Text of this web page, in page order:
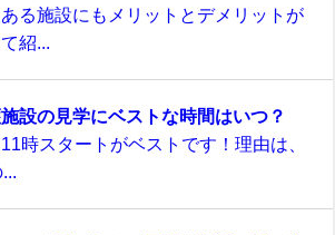
る施設にもメリットとデメリットが
紹...
設の見学にベストな時間はいつ？
時スタートがベストです！理由は、